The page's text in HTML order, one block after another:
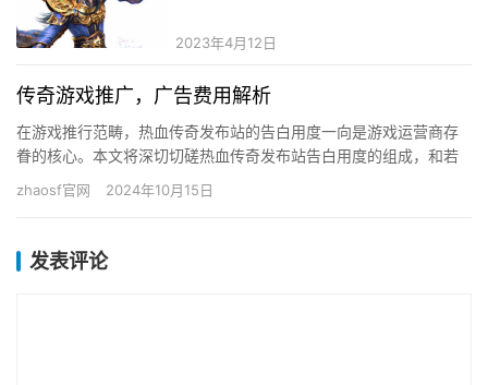
2023年4月12日
传奇游戏推广，广告费用解析
在游戏推行范畴，热血传奇发布站的告白用度一向是游戏运营商存
眷的核心。本文将深切切磋热血传奇发布站告白用度的组成，和若
何有用操纵这些平台进行游戏推行。 告白用度的组成 热血传奇发布
zhaosf官网 2024年10月15日
发表评论